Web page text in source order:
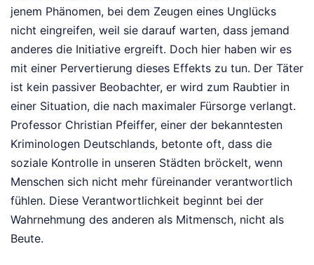
jenem Phänomen, bei dem Zeugen eines Unglücks
nicht eingreifen, weil sie darauf warten, dass jemand
anderes die Initiative ergreift. Doch hier haben wir es
mit einer Pervertierung dieses Effekts zu tun. Der Täter
ist kein passiver Beobachter, er wird zum Raubtier in
einer Situation, die nach maximaler Fürsorge verlangt.
Professor Christian Pfeiffer, einer der bekanntesten
Kriminologen Deutschlands, betonte oft, dass die
soziale Kontrolle in unseren Städten bröckelt, wenn
Menschen sich nicht mehr füreinander verantwortlich
fühlen. Diese Verantwortlichkeit beginnt bei der
Wahrnehmung des anderen als Mitmensch, nicht als
Beute.